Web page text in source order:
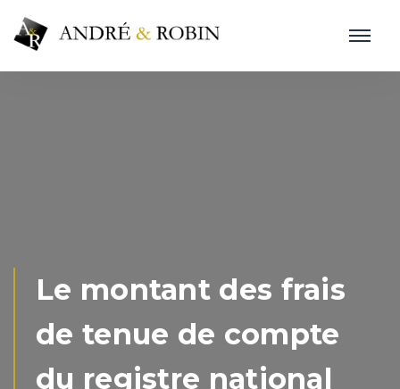
Le montant des frais
de tenue de compte
du registre national